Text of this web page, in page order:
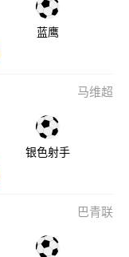
蓝鹰
马维超
银色射手
巴青联